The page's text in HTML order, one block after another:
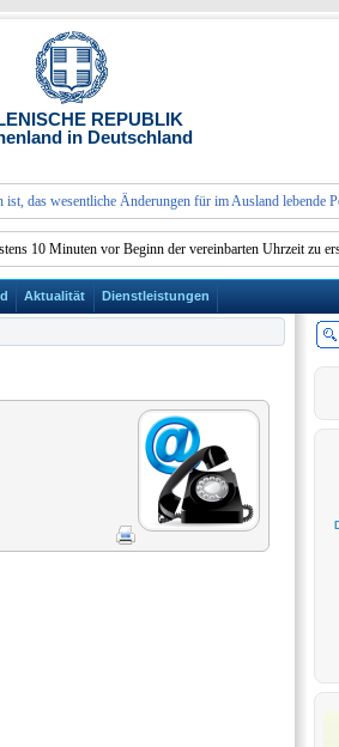
REPUBLIK
in Deutschland
wesentliche Änderungen für im Ausland lebende
Minuten vor Beginn der vereinbarten Uhrzeit zu
Aktualität Dienstleistungen